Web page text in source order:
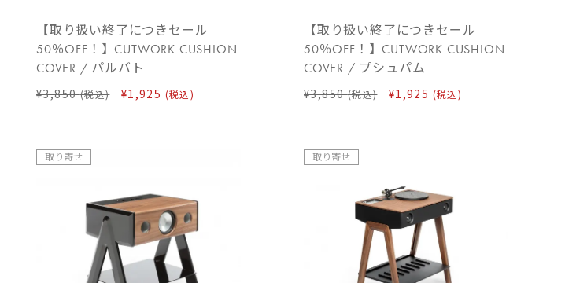
【取り扱い終了につきセール
50％OFF！】CUTWORK CUSHION
COVER / パルバト
¥3,850(税込) ¥1,925 (税込)
【取り扱い終了につきセール
50％OFF！】CUTWORK CUSHION
COVER / プシュパム
¥3,850(税込) ¥1,925 (税込)
取り寄せ 取り寄せ